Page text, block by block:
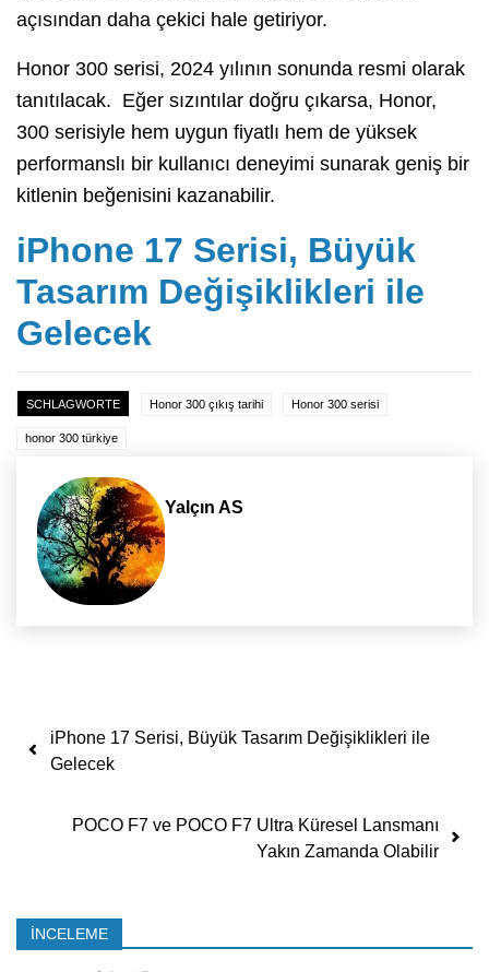
açısından daha çekici hale getiriyor.
Honor 300 serisi, 2024 yılının sonunda resmi olarak
tanıtılacak. Eğer sızıntılar doğru çıkarsa, Honor,
300 serisiyle hem uygun fiyatlı hem de yüksek
performanslı bir kullanıcı deneyimi sunarak geniş bir
kitlenin beğenisini kazanabilir.
iPhone 17 Serisi, Büyük
Tasarım Değişiklikleri ile
Gelecek
SCHLAGWORTE Honor 300 çıkış tarihi Honor 300 serisi
honor 300 türkiye
Yalçın AS
Yazı dolaşımı
iPhone 17 Serisi, Büyük Tasarım Değişiklikleri ile
Gelecek
POCO F7 ve POCO F7 Ultra Küresel Lansmanı
Yakın Zamanda Olabilir
İNCELEME